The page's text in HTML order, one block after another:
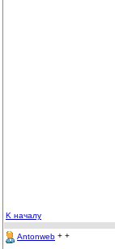
K началу
Antonweb + +